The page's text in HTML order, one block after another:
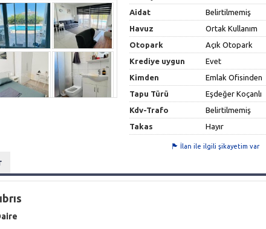
Aidat
Belirtilmemiş
Havuz
Ortak Kullanım
Otopark
Açık Otopark
Krediye uygun
Evet
Kimden
Emlak Ofisinden
Tapu Türü
Eşdeğer Koçanlı
Kdv-Trafo
Belirtilmemiş
Takas
Hayır
İlan ile ilgili şikayetim var